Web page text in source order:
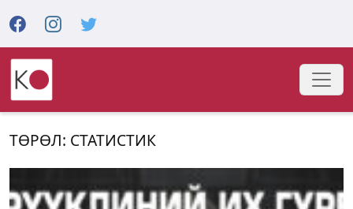
ТӨРӨЛ: СТАТИСТИК